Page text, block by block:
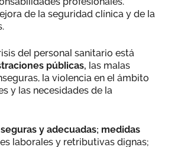
de la seguridad clínica y de la
del personal sanitario está
públicas, las malas
la violencia en el ámbito
y las necesidades de la
y adecuadas; medidas
laborales y retributivas dignas;